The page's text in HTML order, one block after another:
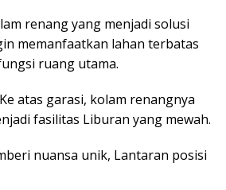
renang yang menjadi solusi
memanfaatkan lahan terbatas
ruang utama.
atas garasi, kolam renangnya
fasilitas Liburan yang mewah.
nuansa unik, Lantaran posisi